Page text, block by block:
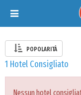
Toggle
navigation
POPOLARITÀ
1 Hotel Consigliato
Nessun hotel